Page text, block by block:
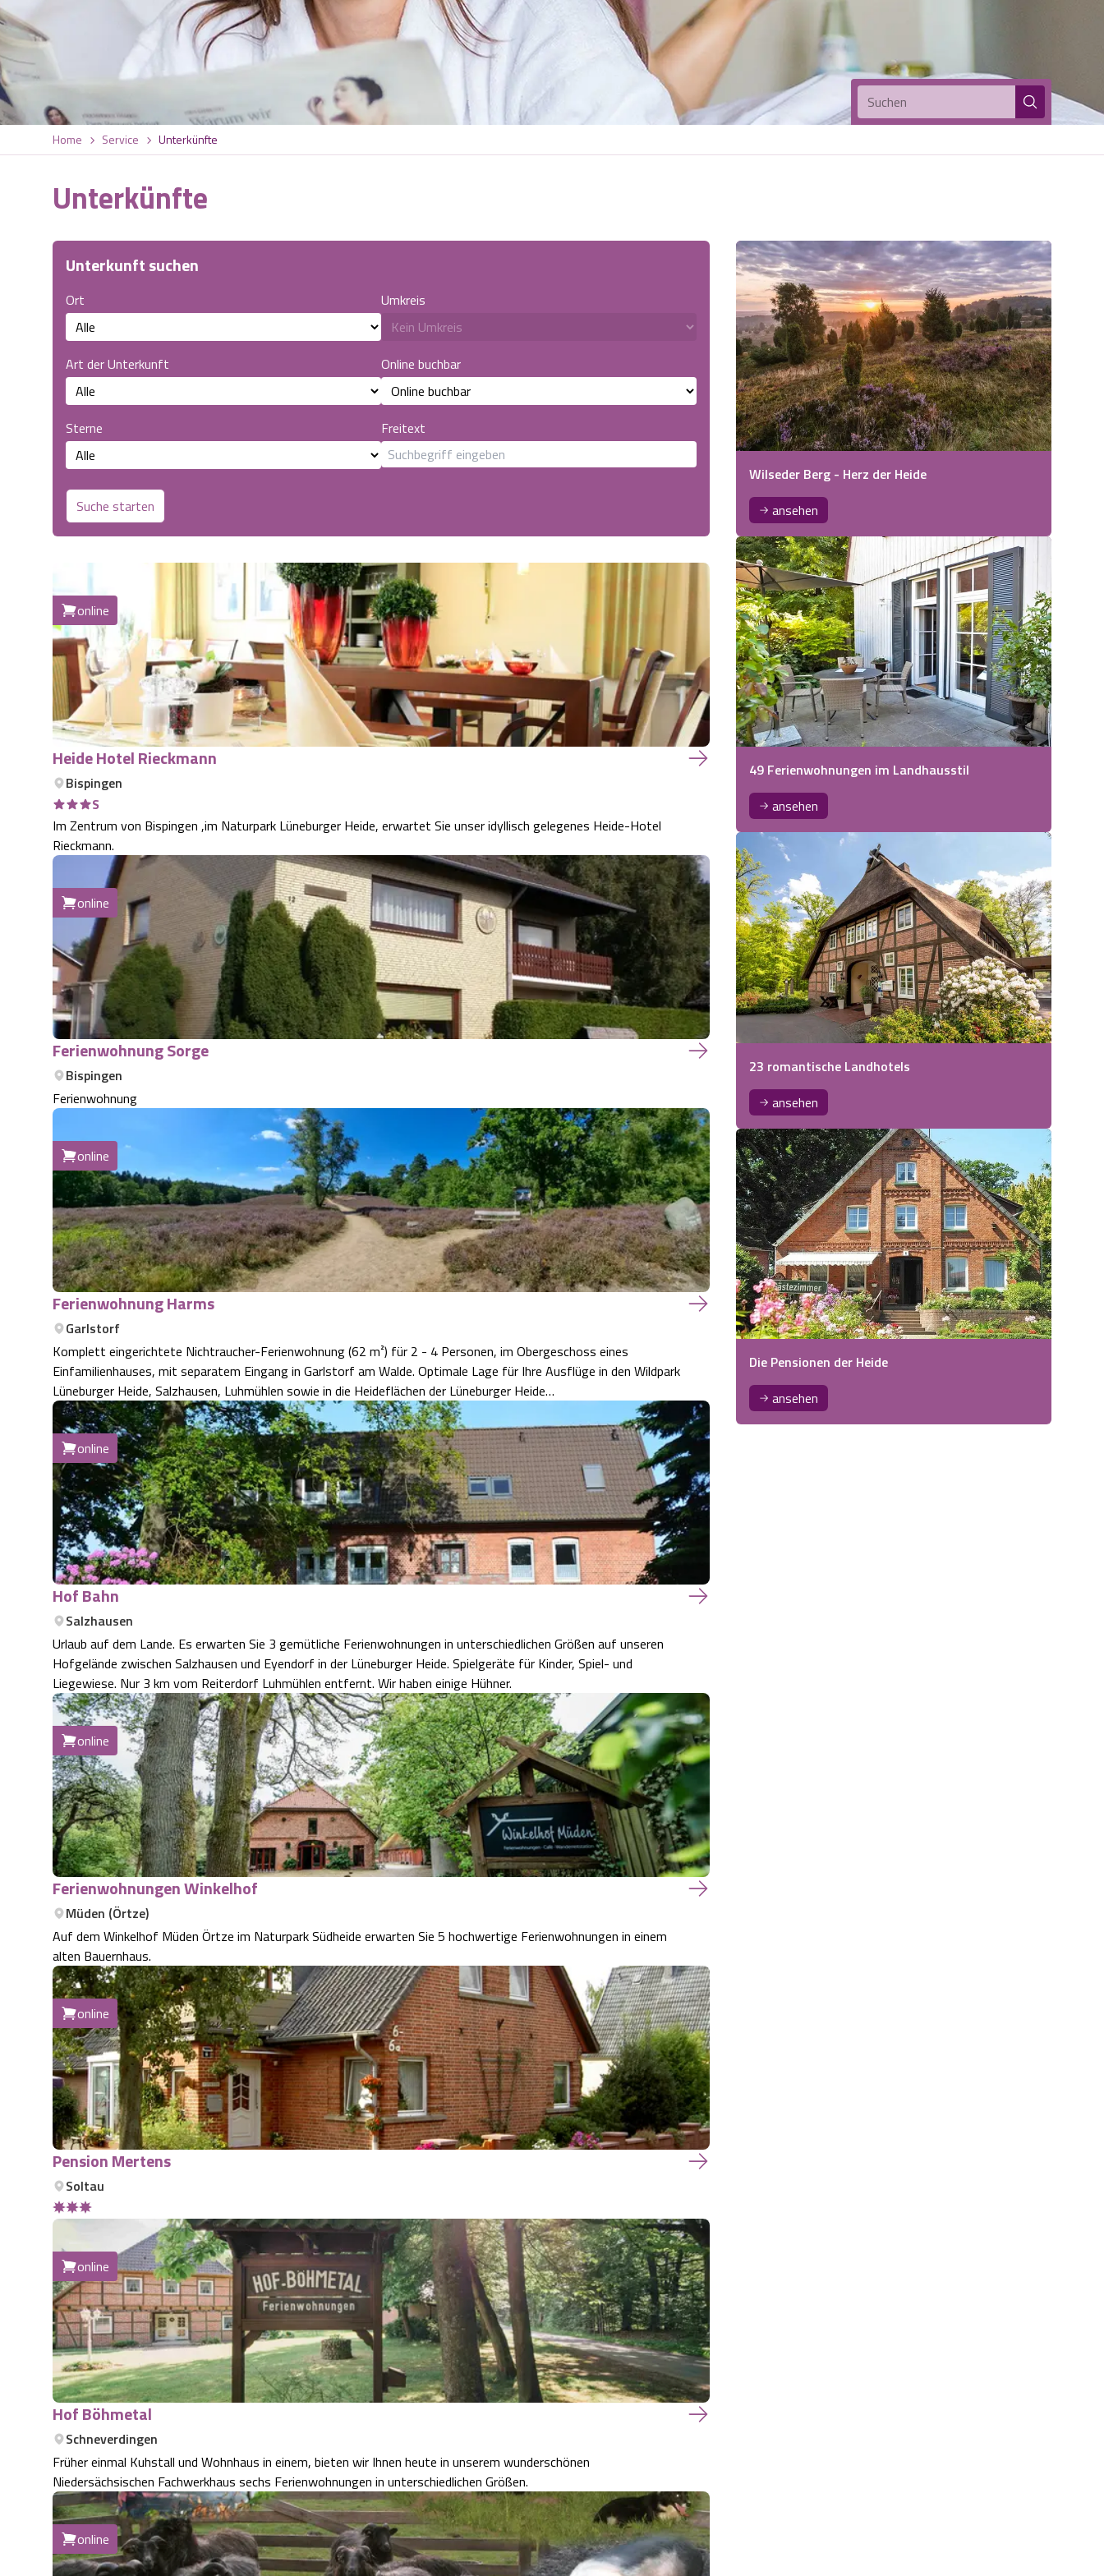
Suchen
Home Service Unterkünfte
Unterkünfte
Unterkunft suchen
Ort Umkreis
Art der Unterkunft Online buchbar
Sterne Freitext
Suche starten
online
Heide Hotel Rieckmann
Bispingen
S
Im Zentrum von Bispingen ,im Naturpark Lüneburger Heide, erwartet Sie unser idyllisch gelegenes Heide-Hotel
Rieckmann.
online
Ferienwohnung Sorge
Bispingen
Ferienwohnung
online
Ferienwohnung Harms
Garlstorf
Komplett eingerichtete Nichtraucher-Ferienwohnung (62 m²) für 2 - 4 Personen, im Obergeschoss eines
Einfamilienhauses, mit separatem Eingang in Garlstorf am Walde. Optimale Lage für Ihre Ausflüge in den Wildpark
Lüneburger Heide, Salzhausen, Luhmühlen sowie in die Heideflächen der Lüneburger Heide…
online
Hof Bahn
Salzhausen
Urlaub auf dem Lande. Es erwarten Sie 3 gemütliche Ferienwohnungen in unterschiedlichen Größen auf unseren
Hofgelände zwischen Salzhausen und Eyendorf in der Lüneburger Heide. Spielgeräte für Kinder, Spiel- und
Liegewiese. Nur 3 km vom Reiterdorf Luhmühlen entfernt. Wir haben einige Hühner.
online
Ferienwohnungen Winkelhof
Müden (Örtze)
Auf dem Winkelhof Müden Örtze im Naturpark Südheide erwarten Sie 5 hochwertige Ferienwohnungen in einem
alten Bauernhaus.
online
Pension Mertens
Soltau
online
Hof Böhmetal
Schneverdingen
Früher einmal Kuhstall und Wohnhaus in einem, bieten wir Ihnen heute in unserem wunderschönen
Niedersächsischen Fachwerkhaus sechs Ferienwohnungen in unterschiedlichen Größen.
online
Wilseder Berg - Herz der Heide
ansehen
49 Ferienwohnungen im Landhausstil
ansehen
23 romantische Landhotels
ansehen
Die Pensionen der Heide
ansehen